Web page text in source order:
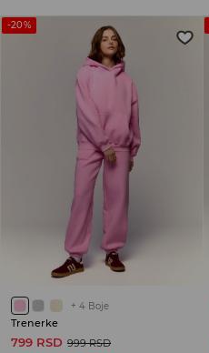
-20%
+ 4 Boje
Trenerke
799 RSD 999 RSD